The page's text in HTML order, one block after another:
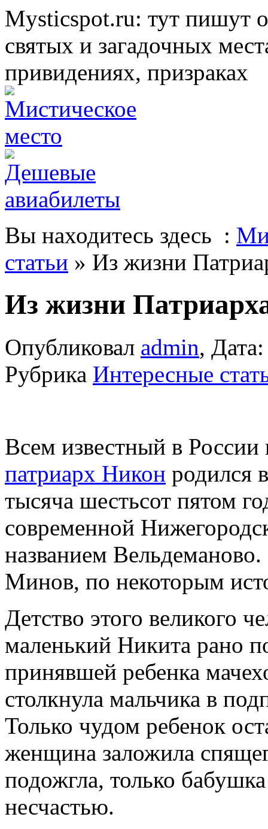
Mysticspot.ru: тут пишут
святых и загадочных
привидениях, призраках
Вы находитесь здесь :
статьи » Из жизни
Из жизни
Опубликовал admin,
Рубрика Интересные
Всем известный в России
патриарх Никон родился
тысяча шестьсот пятом
современной
названием
Минов, по некоторым
Детство этого великого
маленький Никита рано
принявшей ребенка
столкнула мальчика в
Только чудом ребенок
женщина заложила
подожгла, только
несчастью.